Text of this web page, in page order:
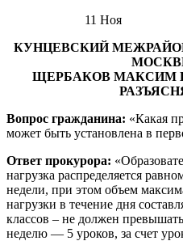
11Ноя
КУНЦЕВСКИЙ
ЩЕРБАКОВ МАКСИМ
Вопрос гражданина: «Какая
может быть установлена в
Ответ прокурора:
нагрузка распределяется
недели, при этом объем
нагрузки в течение дня
классов – не должен
неделю — 5 уроков, за счет